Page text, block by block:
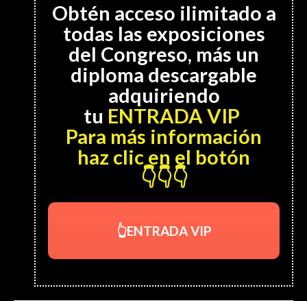
Obtén acceso ilimitado a
todas las exposiciones
del Congreso, más un
diploma descargable
adquiriendo
tu ENTRADA VIP
Para más información
haz clic en el botón
👇👇👇
👆ENTRADA VIP